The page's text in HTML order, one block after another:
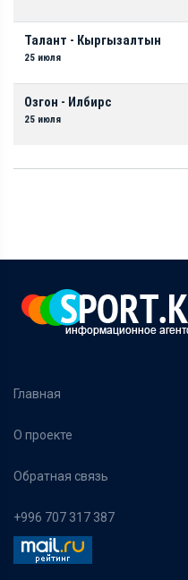
Талант - Кыргызалтын
25 июля
Озгон - Илбирс
25 июля
Главная
О проекте
Обратная связь
+996 707 317 387